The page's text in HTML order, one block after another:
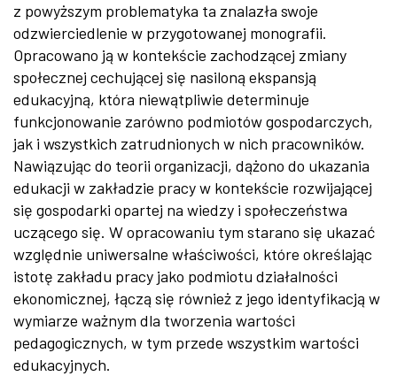
z powyższym problematyka ta znalazła swoje
odzwierciedlenie w przygotowanej monografii.
Opracowano ją w kontekście zachodzącej zmiany
społecznej cechującej się nasiloną ekspansją
edukacyjną, która niewątpliwie determinuje
funkcjonowanie zarówno podmiotów gospodarczych,
jak i wszystkich zatrudnionych w nich pracowników.
Nawiązując do teorii organizacji, dążono do ukazania
edukacji w zakładzie pracy w kontekście rozwijającej
się gospodarki opartej na wiedzy i społeczeństwa
uczącego się. W opracowaniu tym starano się ukazać
względnie uniwersalne właściwości, które określając
istotę zakładu pracy jako podmiotu działalności
ekonomicznej, łączą się również z jego identyfikacją w
wymiarze ważnym dla tworzenia wartości
pedagogicznych, w tym przede wszystkim wartości
edukacyjnych.